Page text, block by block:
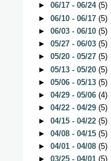
► 06/17 - 06/24 (5)
► 06/10 - 06/17 (5)
► 06/03 - 06/10 (5)
► 05/27 - 06/03 (5)
► 05/20 - 05/27 (5)
► 05/13 - 05/20 (5)
► 05/06 - 05/13 (5)
► 04/29 - 05/06 (4)
► 04/22 - 04/29 (5)
► 04/15 - 04/22 (5)
► 04/08 - 04/15 (5)
► 04/01 - 04/08 (5)
► 03/25 - 04/01 (5)